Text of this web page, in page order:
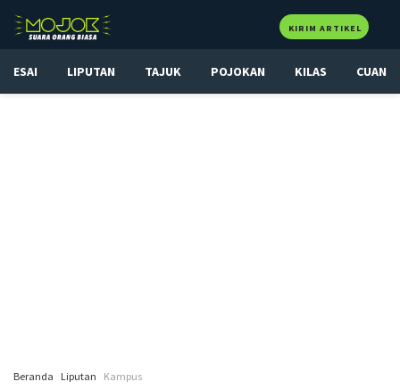
KIRIM ARTIKEL
ESAI LIPUTAN TAJUK POJOKAN KILAS CUAN
Beranda Liputan Kampus